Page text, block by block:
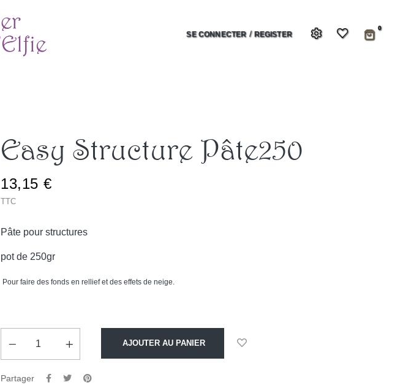
SE CONNECTER / REGISTER
0
Easy Structure Pâte250
13,15 €
TTC
Pâte pour structures
pot de 250gr
Pour faire des fonds en rellief et des effets de neige.
AJOUTER AU PANIER
Partager